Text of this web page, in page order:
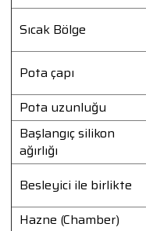
Sıcak Bölge
Pota çapı
Pota uzunluğu
Başlangıç silikon
ağırlığı
Besleyici ile birlikte
Hazne (Chamber)